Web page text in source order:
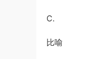
C.
比喻